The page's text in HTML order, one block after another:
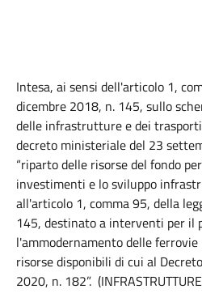
Intesa, ai sensi dell'articolo 1,
dicembre 2018, n. 145, sullo
delle infrastrutture e dei
decreto ministeriale del 23
“riparto delle risorse del fondo
investimenti e lo sviluppo
all'articolo 1, comma 95, della
145, destinato a interventi per il
l'ammodernamento delle
risorse disponibili di cui al
2020, n. 182”.